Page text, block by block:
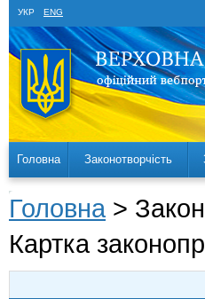
УКР ENG
Головна Законотворчість
Головна >
Картка